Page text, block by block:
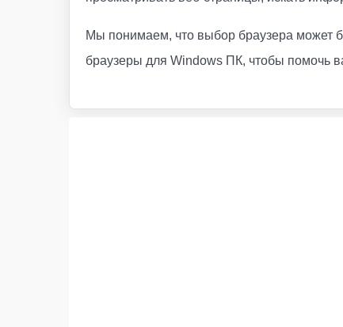
Мы понимаем, что выбор браузера может
браузеры для Windows ПК, чтобы помочь